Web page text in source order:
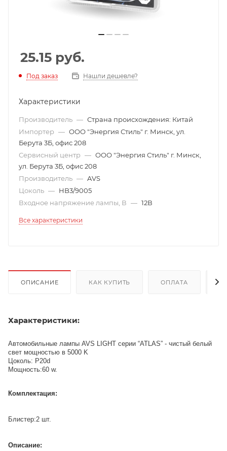
25.15 руб.
Под заказ Нашли дешевле?
Характеристики
Производитель — Страна происхождения: Китай
Импортер — ООО "Энергия Стиль" г. Минск, ул.
Берута 3Б, офис 208
Сервисный центр — ООО "Энергия Стиль" г. Минск,
ул. Берута 3Б, офис 208
Производитель — AVS
Цоколь — HB3/9005
Входное напряжение лампы, В — 12В
Все характеристики
ОПИСАНИЕ КАК КУПИТЬ ОПЛАТА
Характеристики:
Автомобильные лампы AVS LIGHT серии “ATLAS” - чистый белый
свет мощностью в 5000 K
Цоколь: P20d
Мощность:60 w.
Комплектация:
Блистер:2 шт.
Описание: